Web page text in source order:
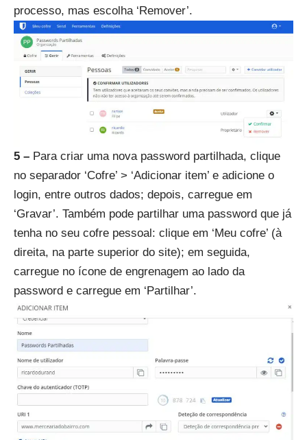
processo, mas escolha ‘Remover’.
5 – Para criar uma nova password partilhada, clique
no separador ‘Cofre’ > ‘Adicionar item’ e adicione o
login, entre outros dados; depois, carregue em
‘Gravar’. Também pode partilhar uma password que já
tenha no seu cofre pessoal: clique em ‘Meu cofre’ (à
direita, na parte superior do site); em seguida,
carregue no ícone de engrenagem ao lado da
password e carregue em ‘Partilhar’.